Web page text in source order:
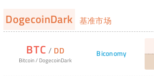
DogecoinDark 基准市场
BTC / DD
Bitcoin/ DogecoinDark
Biconomy